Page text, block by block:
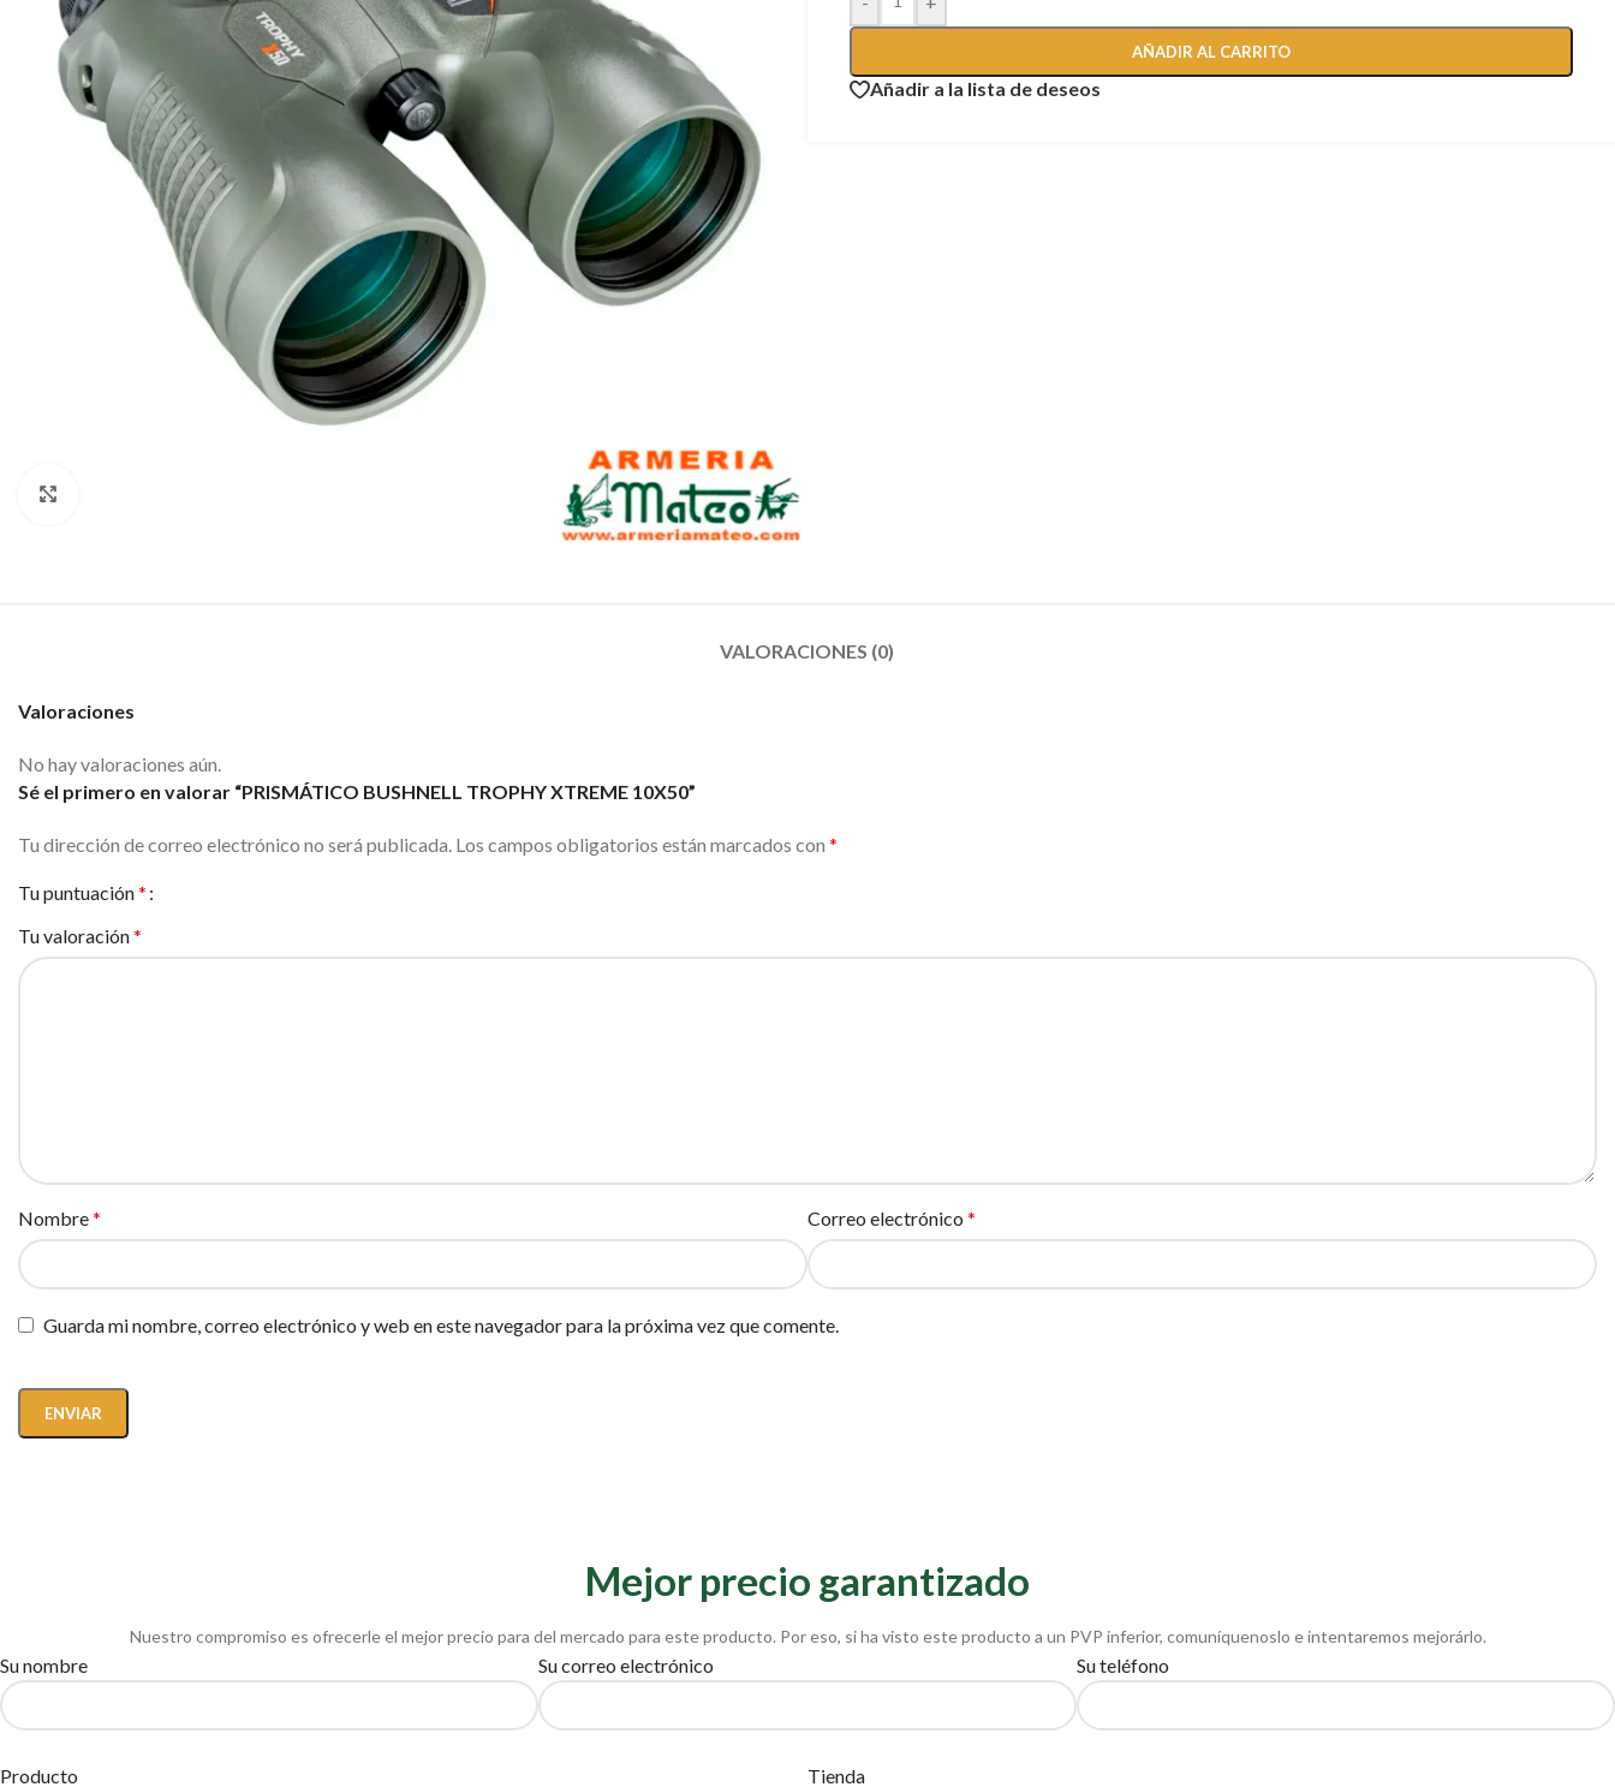
AÑADIR AL CARRITO
Añadir a la lista de deseos
VALORACIONES (0)
Valoraciones
No hay valoraciones aún.
Sé el primero en valorar “PRISMÁTICO BUSHNELL TROPHY XTREME 10X50”
Tu dirección de correo electrónico no será publicada. Los campos obligatorios están marcados con *
Tu puntuación*
Tu valoración*
Nombre* Correo electrónico *
Guarda mi nombre, correo electrónico y web en este navegador para la próxima vez que comente.
Mejor precio garantizado
Nuestro compromiso es ofrecerle el mejor precio para del mercado para este producto. Por eso, si ha visto este producto a un PVP inferior, comuníquenoslo e intentaremos mejorárlo.
Su nombre Su correo electrónico Su teléfono
Producto Tienda